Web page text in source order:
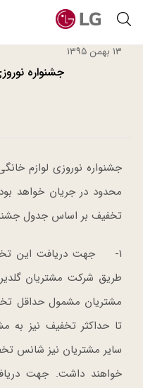
۱۳ بهمن ۱۳۹۵
جشنواره
محدود در جریان خواهد
تخفیف بر اساس جدول
1- جهت دریافت این
طریق شرکت مشتریان
مشتریان مشمول حداقل
تا حداکثر تخفیف نیز به
سایر مشتریان نیز شانس
خواهند داشت. جهت